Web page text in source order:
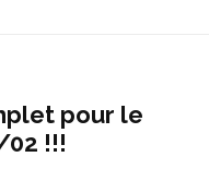
pour le
!!!